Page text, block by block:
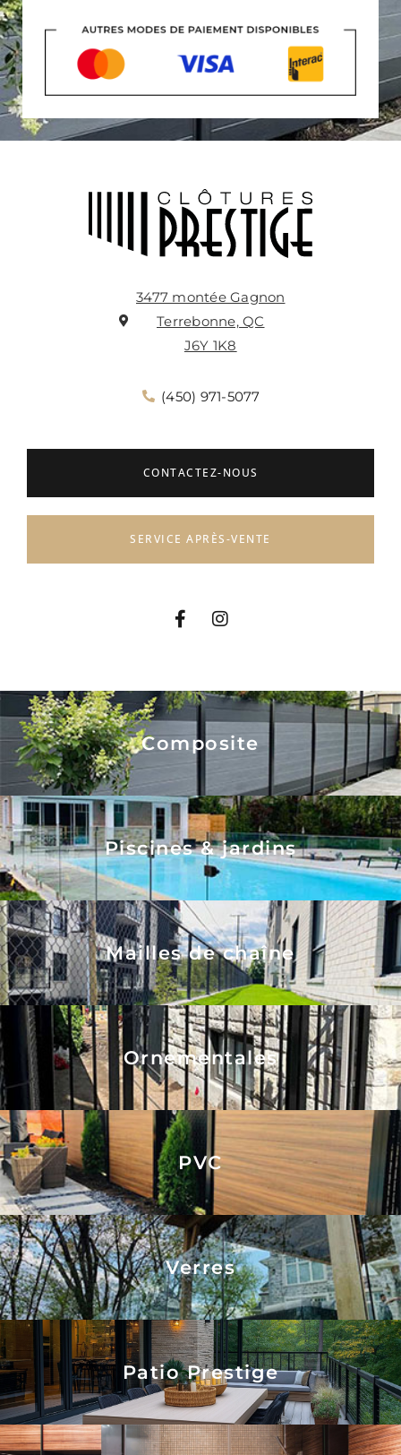
3477 montée Gagnon
Terrebonne, QC
J6Y 1K8
(450) 971-5077
CONTACTEZ-NOUS
SERVICE APRÈS-VENTE
Composite
Piscines & jardins
Mailles de chaîne
Ornementales
PVC
Verres
Patio Prestige